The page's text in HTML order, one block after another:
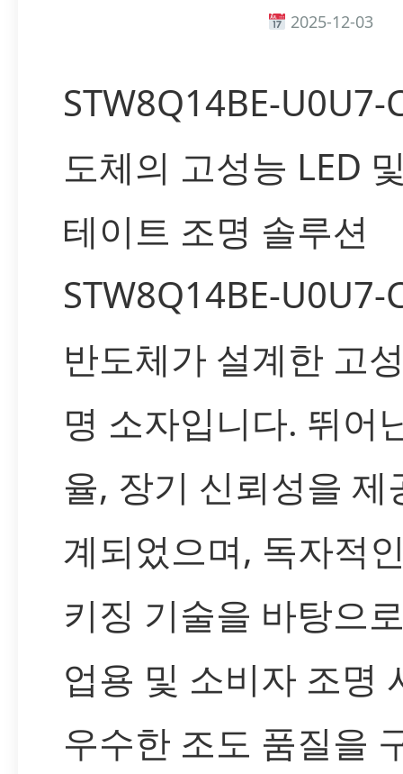
2025-12-03
STW8Q14BE-U0U7-
도체의 고성능 LED
테이트 조명 솔루션
STW8Q14BE-U0U7-
반도체가 설계한 고
명 소자입니다. 뛰어
율, 장기 신뢰성을 제
계되었으며, 독자적
키징 기술을 바탕으
업용 및 소비자 조명
우수한 조도 품질을